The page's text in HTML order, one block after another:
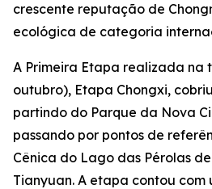
crescente reputação de
ecológica de categoria
A Primeira Etapa realizada na
outubro), Etapa Chongxi,
partindo do Parque da Nova
passando por pontos de
Cênica do Lago das Pérolas
Tianyuan. A etapa contou com